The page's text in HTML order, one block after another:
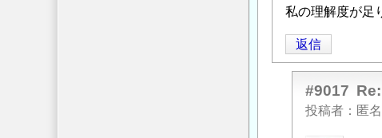
私の理解度が足
返信
#9017
投稿者 匿